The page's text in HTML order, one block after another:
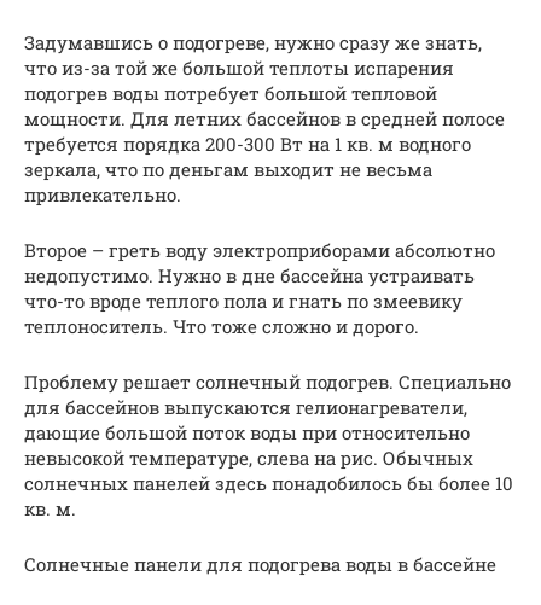
Задумавшись о подогреве, нужно сразу же знать,
что из-за той же большой теплоты испарения
подогрев воды потребует большой тепловой
мощности. Для летних бассейнов в средней полосе
требуется порядка 200-300 Вт на 1 кв. м водного
зеркала, что по деньгам выходит не весьма
привлекательно.
Второе – греть воду электроприборами абсолютно
недопустимо. Нужно в дне бассейна устраивать
что-то вроде теплого пола и гнать по змеевику
теплоноситель. Что тоже сложно и дорого.
Проблему решает солнечный подогрев. Специально
для бассейнов выпускаются гелионагреватели,
дающие большой поток воды при относительно
невысокой температуре, слева на рис. Обычных
солнечных панелей здесь понадобилось бы более 10
кв. м.
Солнечные панели для подогрева воды в бассейне